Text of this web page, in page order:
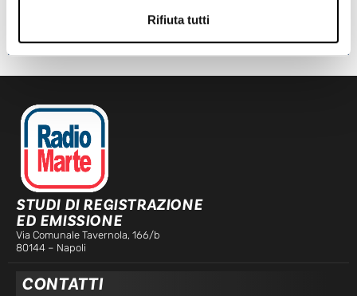
Rifiuta tutti
ORA IN ONDA
STUDI DI REGISTRAZIONE
ED EMISSIONE
Via Comunale Tavernola, 166/b
80144 – Napoli
CONTATTI